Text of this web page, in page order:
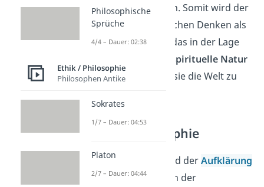
Wahrheitenzu erfassen. Somit wird der
Mensch im mittelalterlichen Denken als
ein Wesen dargestellt, das in der Lage
spirituelle Natur
zu vereinen und durch sie die Welt zu
Moderne Philosophie
Mit derRenaissance und derAufklärung
begann eine neue Ära in der
Philosophische
Sprüche
4/4 – Dauer: 02:38
Ethik / Philosophie
Philosophen Antike
Sokrates
1/7 – Dauer: 04:53
Platon
2/7 – Dauer: 04:44